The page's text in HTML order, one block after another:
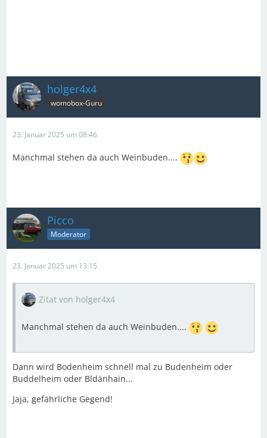
holger4x4
womobox-Guru
23. Januar 2025 um 08:46
Manchmal stehen da auch Weinbuden....
Picco
Moderator
23. Januar 2025 um 13:15
Zitat von holger4x4
Manchmal stehen da auch Weinbuden....
Dann wird Bodenheim schnell mal zu Budenheim oder
Buddelheim oder Bldänhain...
Jaja, gefährliche Gegend!